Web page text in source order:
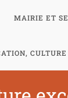
MAIRIE ET